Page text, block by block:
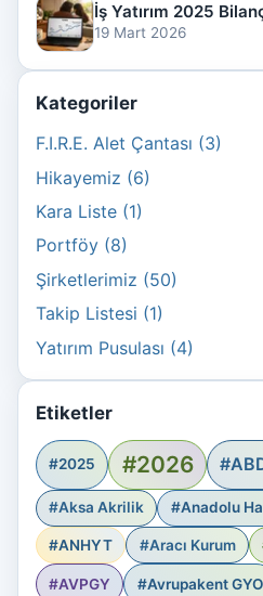
İş Yatırım 2025
19 Mart 2026
Kategoriler
F.I.R.E. Alet Çantası (3)
Hikayemiz (6)
Kara Liste (1)
Portföy (8)
Şirketlerimiz (50)
Takip Listesi (1)
Yatırım Pusulası (4)
Etiketler
#2025 #2026
#Aksa Akrilik #Anadolu
#ANHYT #Aracı Kurum
#AVPGY #Avrupakent GYO